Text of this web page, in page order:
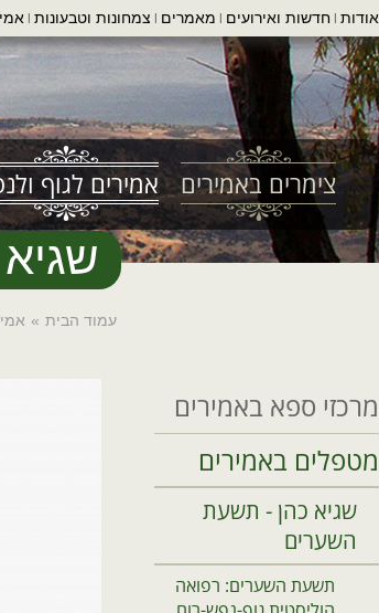
אודות | חדשות ואירועים | מאמרים | צמחונות וטבעונות |
צימרים באמירים אמירים לגוף
עמוד הבית »
מרכזי ספא באמירים
מטפלים באמירים
שגיא כהן - תשעת
השערים
תשעת השערים: רפואה